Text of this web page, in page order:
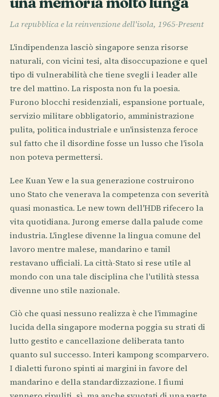
La repubblica e la reinvenzione dell'isola, 1965-Present
L'indipendenza lasciò singapore senza risorse
naturali, con vicini tesi, alta disoccupazione e quel
tipo di vulnerabilità che tiene svegli i leader alle
tre del mattino. La risposta non fu la poesia.
Furono blocchi residenziali, espansione portuale,
servizio militare obbligatorio, amministrazione
pulita, politica industriale e un'insistenza feroce
sul fatto che il disordine fosse un lusso che l'isola
non poteva permettersi.
Lee Kuan Yew e la sua generazione costruirono
uno Stato che venerava la competenza con severità
quasi monastica. Le new town dell'HDB rifecero la
vita quotidiana. Jurong emerse dalla palude come
industria. L'inglese divenne la lingua comune del
lavoro mentre malese, mandarino e tamil
restavano ufficiali. La città-Stato si rese utile al
mondo con una tale disciplina che l'utilità stessa
divenne uno stile nazionale.
Ciò che quasi nessuno realizza è che l'immagine
lucida della singapore moderna poggia su strati di
lutto gestito e cancellazione deliberata tanto
quanto sul successo. Interi kampong scomparvero.
I dialetti furono spinti ai margini in favore del
mandarino e della standardizzazione. I fiumi